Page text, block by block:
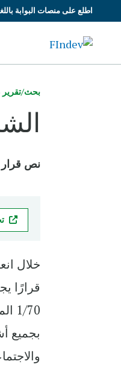
اطلع على منصات البوابة
بحث/تقرير
نص قرار
خلال
بجميع